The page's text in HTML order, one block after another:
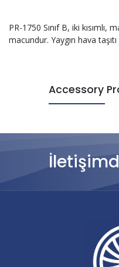
PR-1750 Sınıf B, iki
macundur. Yaygın hava
Accessory